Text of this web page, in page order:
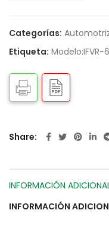
Categorías:
Etiqueta: Modelo:IFVR-
Share
INFORMACIÓN
INFORMACIÓN